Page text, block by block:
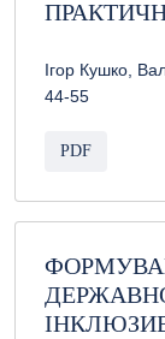
Ігор Кушко,
44-55
PDF